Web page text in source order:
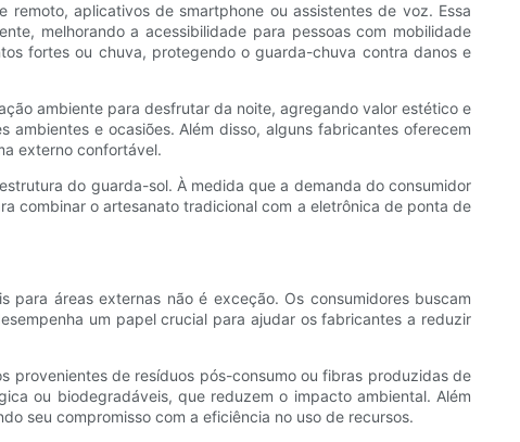
aplicativos de smartphone ou assistentes de voz. Essa
melhorando a acessibilidade para pessoas com mobilidade
fortes ou chuva, protegendo o guarda-chuva contra danos e
ambiente para desfrutar da noite, agregando valor estético e
e ocasiões. Além disso, alguns fabricantes oferecem
externo confortável.
do guarda-sol. À medida que a demanda do consumidor
combinar o artesanato tradicional com a eletrônica de ponta de
áreas externas não é exceção. Os consumidores buscam
um papel crucial para ajudar os fabricantes a reduzir
provenientes de resíduos pós-consumo ou fibras produzidas de
ou biodegradáveis, que reduzem o impacto ambiental. Além
seu compromisso com a eficiência no uso de recursos.